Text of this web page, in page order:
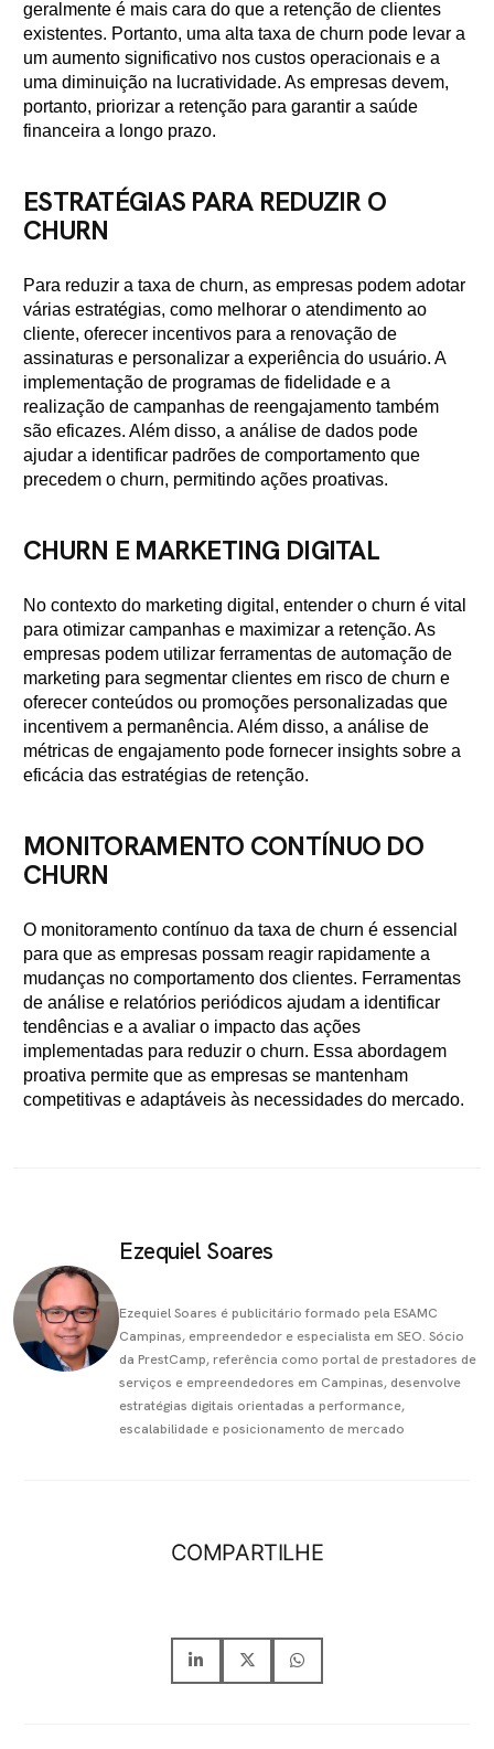
geralmente é mais cara do que a retenção de clientes
existentes. Portanto, uma alta taxa de churn pode levar a
um aumento significativo nos custos operacionais e a
uma diminuição na lucratividade. As empresas devem,
portanto, priorizar a retenção para garantir a saúde
financeira a longo prazo.
ESTRATÉGIAS PARA REDUZIR O
CHURN
Para reduzir a taxa de churn, as empresas podem adotar
várias estratégias, como melhorar o atendimento ao
cliente, oferecer incentivos para a renovação de
assinaturas e personalizar a experiência do usuário. A
implementação de programas de fidelidade e a
realização de campanhas de reengajamento também
são eficazes. Além disso, a análise de dados pode
ajudar a identificar padrões de comportamento que
precedem o churn, permitindo ações proativas.
CHURN E MARKETING DIGITAL
No contexto do marketing digital, entender o churn é vital
para otimizar campanhas e maximizar a retenção. As
empresas podem utilizar ferramentas de automação de
marketing para segmentar clientes em risco de churn e
oferecer conteúdos ou promoções personalizadas que
incentivem a permanência. Além disso, a análise de
métricas de engajamento pode fornecer insights sobre a
eficácia das estratégias de retenção.
MONITORAMENTO CONTÍNUO DO
CHURN
O monitoramento contínuo da taxa de churn é essencial
para que as empresas possam reagir rapidamente a
mudanças no comportamento dos clientes. Ferramentas
de análise e relatórios periódicos ajudam a identificar
tendências e a avaliar o impacto das ações
implementadas para reduzir o churn. Essa abordagem
proativa permite que as empresas se mantenham
competitivas e adaptáveis às necessidades do mercado.
Ezequiel Soares
Ezequiel Soares é publicitário formado pela ESAMC
Campinas, empreendedor e especialista em SEO. Sócio
da PrestCamp, referência como portal de prestadores de
serviços e empreendedores em Campinas, desenvolve
estratégias digitais orientadas a performance,
escalabilidade e posicionamento de mercado
COMPARTILHE